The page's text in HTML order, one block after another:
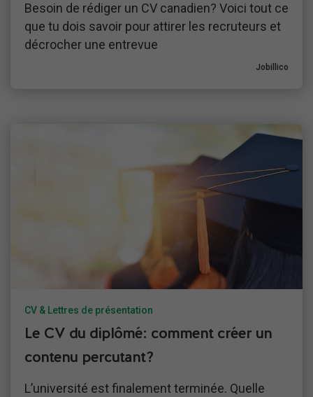
Besoin de rédiger un CV canadien? Voici tout ce
que tu dois savoir pour attirer les recruteurs et
décrocher une entrevue
Jobillico
CV & Lettres de présentation
Le CV du diplômé: comment créer un
contenu percutant?
L’université est finalement terminée. Quelle